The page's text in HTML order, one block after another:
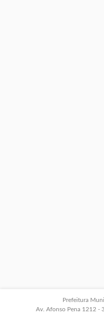
Prefeitura
Av. Afonso Pena 1212 -